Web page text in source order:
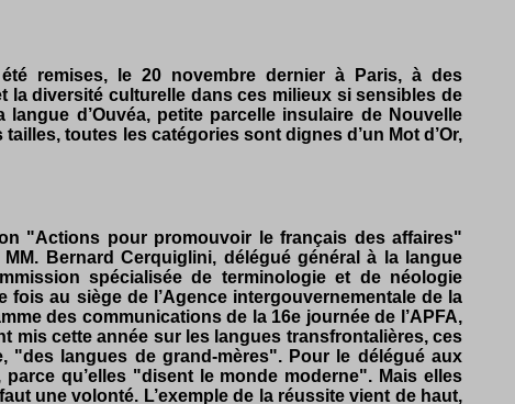
remises, le 20 novembre dernier à Paris, à des
la diversité culturelle dans ces milieux si sensibles de
d’Ouvéa, petite parcelle insulaire de Nouvelle
toutes les catégories sont dignes d’un Mot d’Or,
"Actions pour promouvoir le français des affaires"
Bernard Cerquiglini, délégué général à la langue
spécialisée de terminologie et de néologie
fois au siège de l’Agence intergouvernementale de la
des communications de la 16e journée de l’APFA,
mis cette année sur les langues transfrontalières, ces
"des langues de grand-mères". Pour le délégué aux
qu’elles "disent le monde moderne". Mais elles
une volonté. L’exemple de la réussite vient de haut,